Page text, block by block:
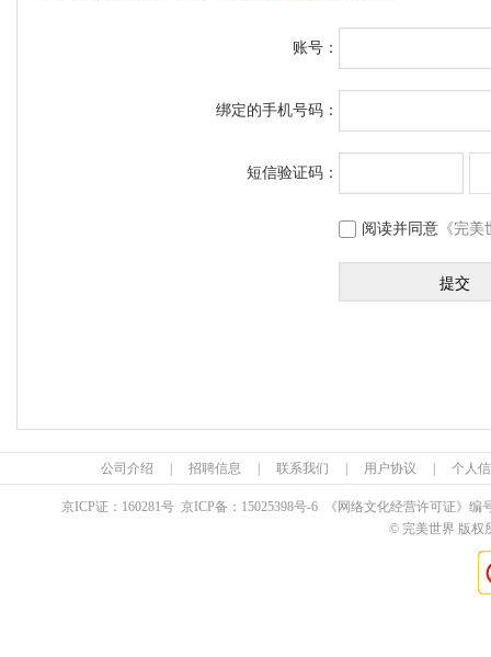
账号：
绑定的手机号码：
短信验证码：
阅读并同意《完美
公司介绍 招聘信息 联系我们 用户协议 个人
京ICP证： 160281号 京ICP备： 15025398号-6 《网络文化经营许可证》编
© 完美世界 版权